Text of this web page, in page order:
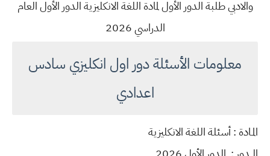
والادبي طلبة الدور الأول لمادة اللغة الانكليزية الدور الأول العام
الدراسي 2026
معلومات الأسئلة دور اول انكليزي سادس
اعدادي
المـادة : أسئلة اللغة الانكليزية